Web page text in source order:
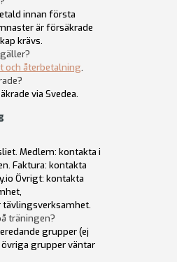
innan första
är försäkrade
krävs.
och återbetalning.
via Svedea.
Medlem: kontakta i
Faktura: kontakta
Övrigt: kontakta
träningen?
grupper (ej
grupper väntar